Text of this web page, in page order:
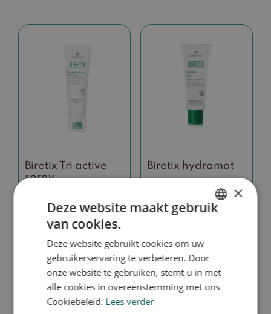
Biretix Tri active
spray
29,50
Toevoegen aan
winkelwagen
Biretix hydramat
Toevoegen aan
winkelwagen
×
Deze website maakt gebruik
van cookies.
Deze website gebruikt cookies om uw
gebruikerservaring te verbeteren. Door
onze website te gebruiken, stemt u in met
alle cookies in overeenstemming met ons
Cookiebeleid. Lees verder